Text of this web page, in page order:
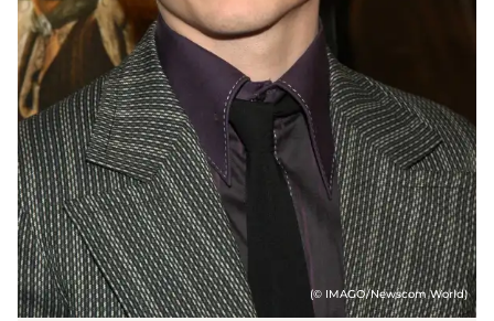
(© IMAGO/Newscom World)